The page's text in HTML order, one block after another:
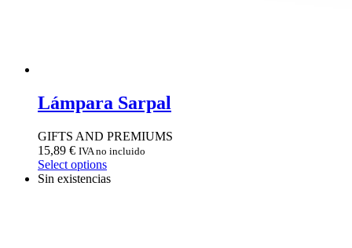
Lámpara Sarpal
GIFTS AND PREMIUMS
15,89 € IVA no incluido
Select options
Sin existencias